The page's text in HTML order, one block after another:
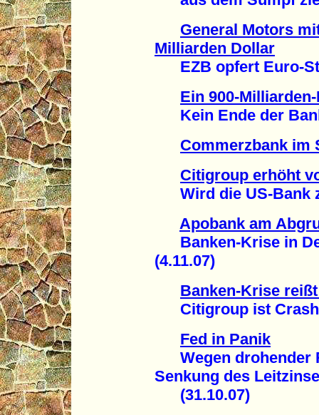
General Motors
Milliarden Dollar
EZB opfert Euro-
Ein 900-
Kein Ende der
Commerzbank im
Citigroup erhöht
Wird die US-Bank
Apobank am
Banken-Krise in
(4.11.07)
Banken-Krise
Citigroup ist Crash-
Fed in Panik
Wegen drohender
Senkung des
(31.10.07)